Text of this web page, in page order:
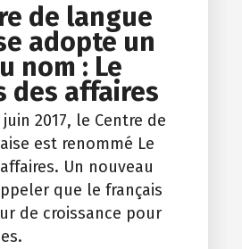
de langue
adopte un
nom : Le
des affaires
2017, le Centre de
est renommé Le
Un nouveau
que le français
de croissance pour